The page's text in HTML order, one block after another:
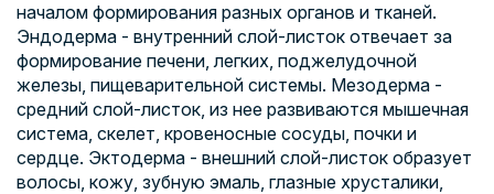
началом формирования разных органов и тканей.
Эндодерма - внутренний слой-листок отвечает за
формирование печени, легких, поджелудочной
железы, пищеварительной системы. Мезодерма -
средний слой-листок, из нее развиваются мышечная
система, скелет, кровеносные сосуды, почки и
сердце. Эктодерма - внешний слой-листок образует
волосы, кожу, зубную эмаль, глазные хрусталики,